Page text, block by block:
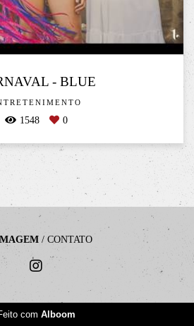
- BLUE
1548 0
/ CONTATO
com Alboom